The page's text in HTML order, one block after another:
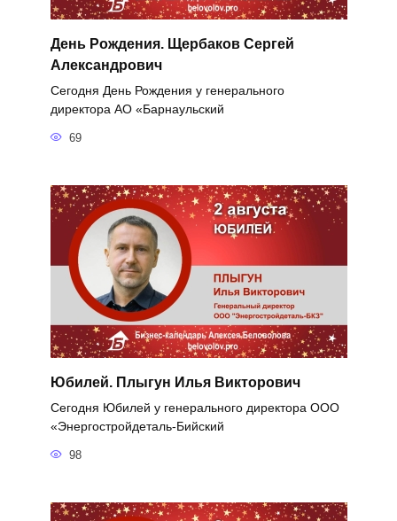
День Рождения. Щербаков Сергей
Александрович
Сегодня День Рождения у генерального
директора АО «Барнаульский
69
Юбилей. Плыгун Илья Викторович
Сегодня Юбилей у генерального директора ООО
«Энергостройдеталь-Бийский
98